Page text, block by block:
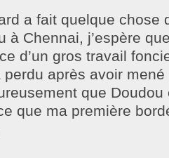
a fait quelque chose
à Chennai, j’espère
d’un gros travail
perdu après avoir mené
que Doudou
que ma première